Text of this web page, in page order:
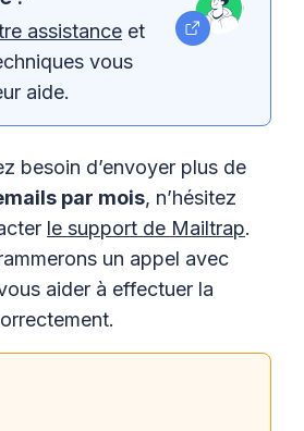
assistance et
vous
aide.
besoin d’envoyer plus de
par mois, n’hésitez
le support de Mailtrap.
un appel avec
aider à effectuer la